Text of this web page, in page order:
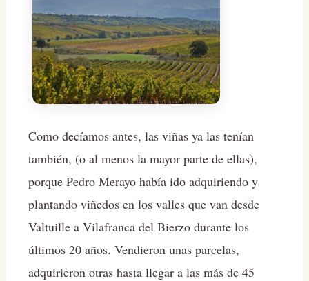
Como decíamos antes, las viñas ya las tenían
también, (o al menos la mayor parte de ellas),
porque Pedro Merayo había ido adquiriendo y
plantando viñedos en los valles que van desde
Valtuille a Vilafranca del Bierzo durante los
últimos 20 años. Vendieron unas parcelas,
adquirieron otras hasta llegar a las más de 45